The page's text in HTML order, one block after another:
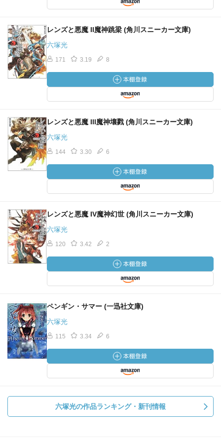
レンズと悪魔 II魔神跳梁 (角川スニーカー文庫)
六塚光
171 3.19 8
レンズと悪魔 III魔神壤戮 (角川スニーカー文庫)
六塚光
144 3.30 6
レンズと悪魔 IV魔神幻世 (角川スニーカー文庫)
六塚光
120 3.42 2
ペンギン・サマー (一迅社文庫)
六塚光
115 3.34 6
六塚光の作品ランキング・新刊情報